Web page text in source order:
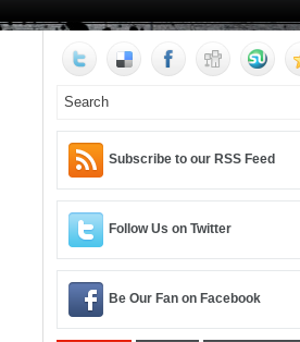
Subscribe to our RSS Feed
Follow Us on Twitter
Be Our Fan on Facebook